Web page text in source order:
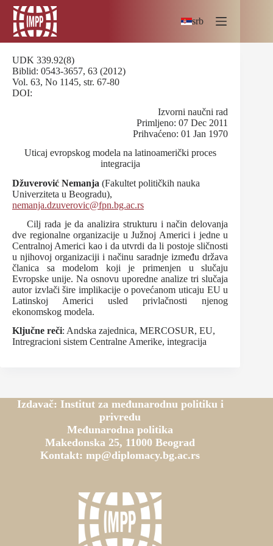
Skip
content
srb
UDK 339.92(8)
Biblid: 0543-3657, 63 (2012)
Vol. 63, No 1145, str. 67-80
DOI:
Izvorni naučni rad
Primljeno: 07 Dec 2011
Prihvaćeno: 01 Jan 1970
Uticaj evropskog modela na latinoamerički proces
integracija
Džuverović Nemanja (Fakultet političkih nauka
Univerziteta u Beogradu),
nemanja.dzuverovic@fpn.bg.ac.rs
Cilj rada je da analizira strukturu i način delovanja
dve regionalne organizacije u Južnoj Americi i jedne u
Centralnoj Americi kao i da utvrdi da li postoje sličnosti
u njihovoj organizaciji i načinu saradnje između država
članica sa modelom koji je primenjen u slučaju
Evropske unije. Na osnovu uporedne analize tri slučaja
autor izvlači šire implikacije o povećanom uticaju EU u
Latinskoj Americi usled privlačnosti njenog
ekonomskog modela.
Ključne reči: Andska zajednica, MERCOSUR, EU,
Intregracioni sistem Centralne Amerike, integracija
Izdavač: Institut za međunarodnu politiku i
privredu
Međunarodna politika
Makedonska 25, 11000 Beograd
Kontakt: mp@diplomacy.bg.ac.rs